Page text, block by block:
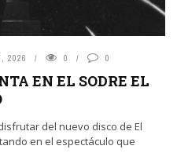
2026 0 0
EN EL SODRE EL
del nuevo disco de El
en el espectáculo que